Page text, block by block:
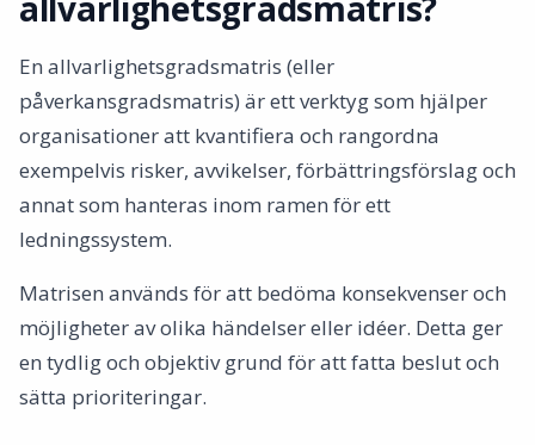
Användningsområden
Steg för att utveckla matrisen
Faktorer att beakta
Råd för att implementera en allvarlighetsgradsmatris
Slutsats
En allvarlighetsgradsmatris (eller
påverkansgradsmatris) är ett verktyg som hjälper
organisationer att kvantifiera och rangordna
exempelvis risker, avvikelser, förbättringsförslag och
annat som hanteras inom ramen för ett
ledningssystem.
Matrisen används för att bedöma konsekvenser och
möjligheter av olika händelser eller idéer. Detta ger
en tydlig och objektiv grund för att fatta beslut och
sätta prioriteringar.